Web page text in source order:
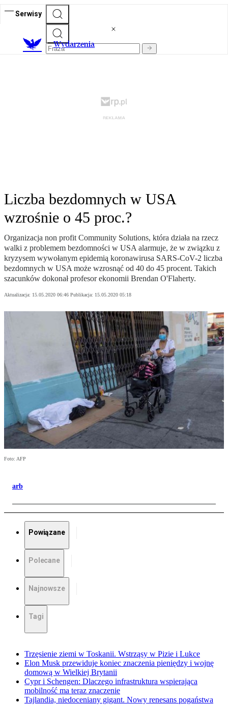
Serwisy
Wydarzenia
Liczba bezdomnych w USA
wzrośnie o 45 proc.?
Organizacja non profit Community Solutions, która działa na rzecz
walki z problemem bezdomności w USA alarmuje, że w związku z
kryzysem wywołanym epidemią koronawirusa SARS-CoV-2 liczba
bezdomnych w USA może wzrosnąć od 40 do 45 procent. Takich
szacunków dokonał profesor ekonomii Brendan O'Flaherty.
Aktualizacja: 15.05.2020 06:46 Publikacja: 15.05.2020 05:18
Foto: AFP
arb
Powiązane
Polecane
Najnowsze
Tagi
Trzęsienie ziemi w Toskanii. Wstrząsy w Pizie i Lukce
Elon Musk przewiduje koniec znaczenia pieniędzy i wojnę
domową w Wielkiej Brytanii
Cypr i Schengen: Dlaczego infrastruktura wspierająca
mobilność ma teraz znaczenie
Tajlandia, niedoceniany gigant. Nowy renesans pogaństwa